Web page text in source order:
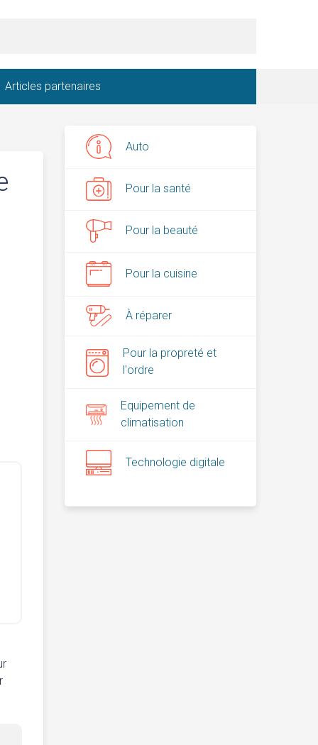
Articles partenaires
Auto
Pour la santé
Pour la beauté
Pour la cuisine
À réparer
Pour la propreté et
l'ordre
Equipement de
climatisation
Technologie digitale